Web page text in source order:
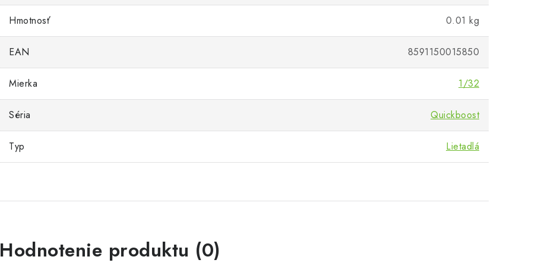
Hmotnosť 0.01 kg
EAN 8591150015850
Mierka 1/32
Séria Quickboost
Typ Lietadlá
Hodnotenie produktu (0)